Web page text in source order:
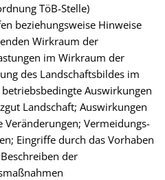
TöB-Stelle)
beziehungsweise Hinweise
Wirkraum der
im Wirkraum der
des Landschaftsbildes im
Auswirkungen
Landschaft; Auswirkungen
Vermeidungs-
Eingriffe durch das Vorhaben
der